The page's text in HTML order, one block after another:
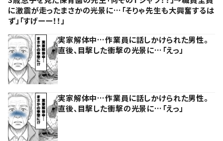
に激震が走ったまさかの光景に…「そりゃ先生も大興奮するは
ず」「すげーー！！」
実家解体中…作業員に話しかけられた男性。
直後、目撃した衝撃の光景に…「えっ」
実家解体中…作業員に話しかけられた男性。
直後、目撃した衝撃の光景に…「えっ」